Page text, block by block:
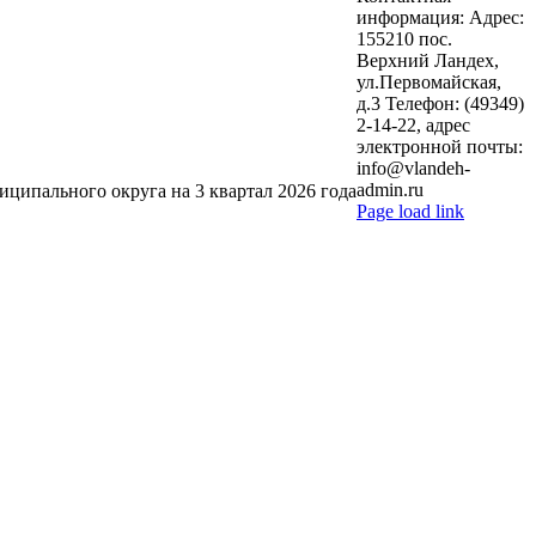
округа на 3 квартал 2026 года
информация: Адрес:
155210 пос.
Верхний Ландех,
ул.Первомайская,
д.3 Телефон: (49349)
2-14-22, адрес
электронной почты:
info@vlandeh-
admin.ru
Page load link